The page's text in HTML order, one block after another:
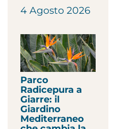
4 Agosto 2026
Parco
Radicepura a
Giarre: il
Giardino
Mediterraneo